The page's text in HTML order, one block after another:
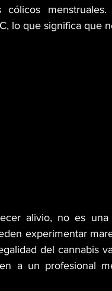
lo que significa que
alivio, no es
experimentar
del cannabis
a un profesional